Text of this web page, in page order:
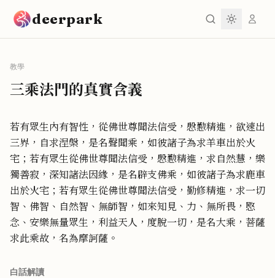
deerpark
教學
三乘法門的真實含義
若有眾生內有智性，從佛世尊聞法信受，慇懃精進，欲速出
三界，自求涅槃，是名聲聞乘，如彼諸子為求羊車出於火
宅；若有眾生從佛世尊聞法信受，慇懃精進，求自然慧，樂
獨善寂，深知諸法因緣，是名辟支佛乘，如彼諸子為求鹿車
出於火宅；若有眾生從佛世尊聞法信受，勤修精進，求一切
智、佛智、自然智、無師智，如來知見、力、無所畏，愍
念、安樂無量眾生，利益天人，度脫一切，是名大乘，菩薩
求此乘故，名為摩訶薩。
白話解讀